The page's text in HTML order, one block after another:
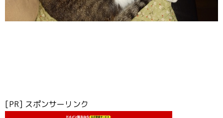
[PR] スポンサーリンク